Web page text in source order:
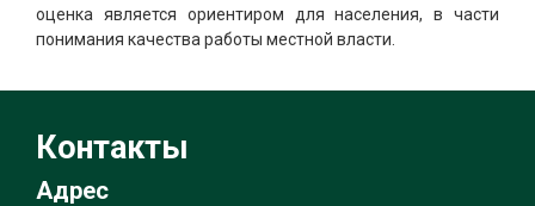
оценка является ориентиром для населения, в части
понимания качества работы местной власти.
Контакты
Адрес